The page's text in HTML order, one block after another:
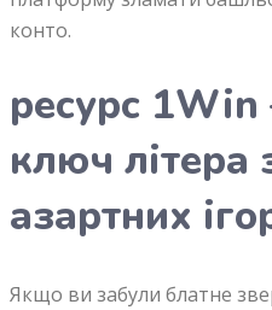
конто.
ресурс 1Win
ключ літера
азартних
Якщо ви забули блатне